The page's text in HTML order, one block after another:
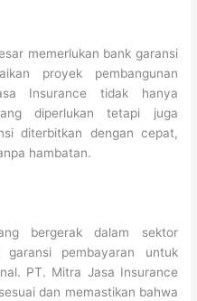
memerlukan bank garansi
proyek pembangunan
Insurance tidak hanya
diperlukan tetapi juga
diterbitkan dengan cepat,
hambatan.
bergerak dalam sektor
garansi pembayaran untuk
PT. Mitra Jasa Insurance
dan memastikan bahwa